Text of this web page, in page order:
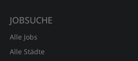
JOBSUCHE
Alle Jobs
Alle Städte